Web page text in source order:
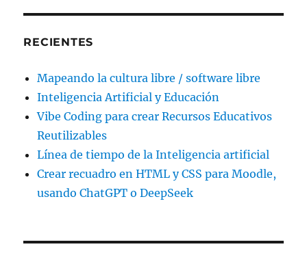
RECIENTES
Mapeando la cultura libre / software libre
Inteligencia Artificial y Educación
Vibe Coding para crear Recursos Educativos
Reutilizables
Línea de tiempo de la Inteligencia artificial
Crear recuadro en HTML y CSS para Moodle,
usando ChatGPT o DeepSeek